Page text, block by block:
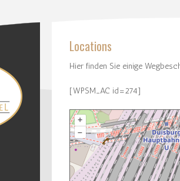
Locations
Hier finden Sie einige
[WPSM_AC id=274]
+
–